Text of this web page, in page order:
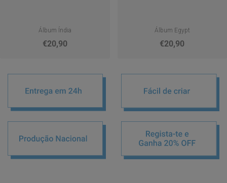
Álbum Índia
€20,90
Álbum Egypt
€20,90